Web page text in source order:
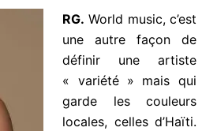
RG. World music,
c’est une autre
façon de définir une
artiste « variété »
mais qui garde les